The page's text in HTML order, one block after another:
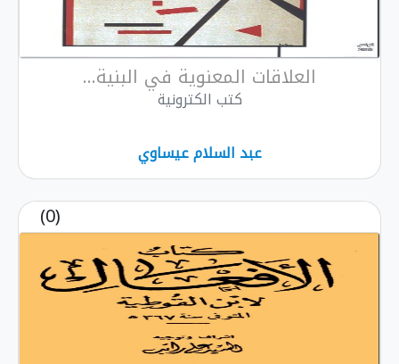
العلاقات المعنوية في البنية...
كتب الكترونية
عبد السلام عيساوي